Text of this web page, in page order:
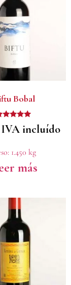
Bobal
Valorado
con
IVA incluído
1.450 kg
más